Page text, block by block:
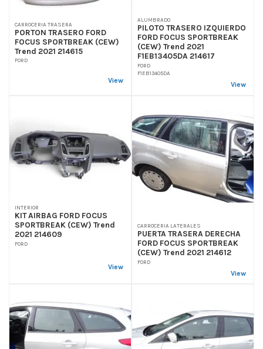
CARROCERIA TRASERA
PORTON TRASERO FORD
FOCUS SPORTBREAK (CEW)
Trend 2021 214615
FORD
View
ALUMBRADO
PILOTO TRASERO IZQUIERDO
FORD FOCUS SPORTBREAK
(CEW) Trend 2021
F1EB13405DA 214617
FORD
F1EB13405DA
View
INTERIOR
KIT AIRBAG FORD FOCUS
SPORTBREAK (CEW) Trend
2021 214609
FORD
View
CARROCERIA LATERALES
PUERTA TRASERA DERECHA
FORD FOCUS SPORTBREAK
(CEW) Trend 2021 214612
FORD
View